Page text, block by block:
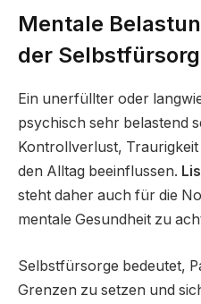
Mentale
der
Ein unerfüllter oder
psychisch sehr belastend
Kontrollverlust,
den Alltag beeinflussen.
steht daher auch für die
mentale Gesundheit zu
Selbstfürsorge bedeutet,
Grenzen zu setzen und